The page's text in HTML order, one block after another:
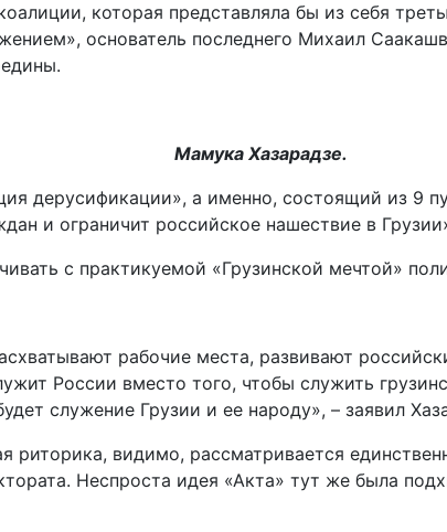
которая представляла бы из себя
основатель последнего Михаил
Мамука Хазарадзе.
дерусификации», а именно, состоящий из 9
и ограничит российское нашествие в
с практикуемой «Грузинской мечтой»
рабочие места, развивают
России вместо того, чтобы служить
служение Грузии и ее народу», – заявил
видимо, рассматривается
Неспроста идея «Акта» тут же была